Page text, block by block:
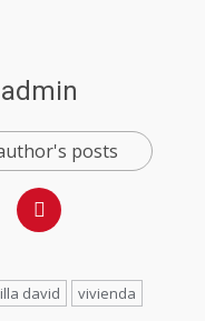
admin
posts
david vivienda